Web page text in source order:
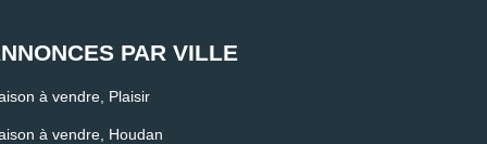
PAR VILLE
à vendre, Plaisir
à vendre, Houdan